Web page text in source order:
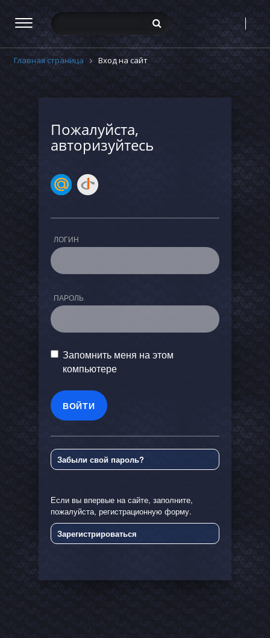
Главная страница Вход на сайт
Пожалуйста,
авторизуйтесь
ЛОГИН
ПАРОЛЬ
Запомнить меня на этом
компьютере
Забыли свой пароль?
Если вы впервые на сайте, заполните,
пожалуйста, регистрационную форму.
Зарегистрироваться